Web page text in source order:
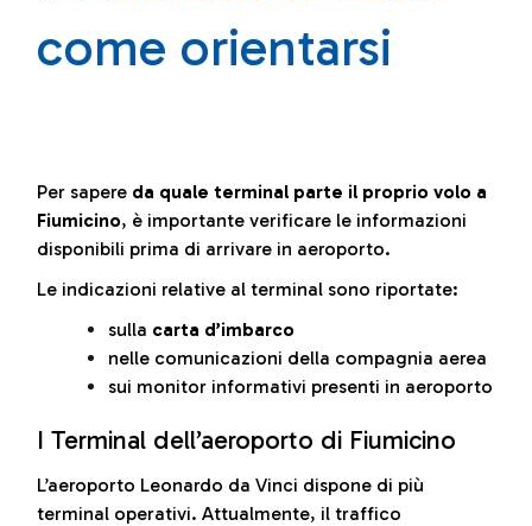
come orientarsi
Per sapere da quale terminal parte il proprio volo a
Fiumicino, è importante verificare le informazioni
disponibili prima di arrivare in aeroporto.
Le indicazioni relative al terminal sono riportate:
sulla carta d’imbarco
nelle comunicazioni della compagnia aerea
sui monitor informativi presenti in aeroporto
I Terminal dell’aeroporto di Fiumicino
L’aeroporto Leonardo da Vinci dispone di più
terminal operativi. Attualmente, il traffico